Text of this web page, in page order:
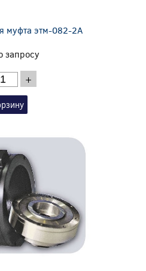
муфта этм-082-2А
запросу
+